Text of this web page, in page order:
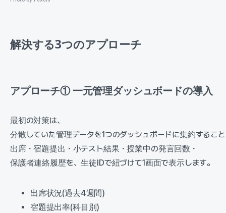
解決する3つのアプローチ
アプローチ① 一元管理ダッシュボードの導入
最初の対策は、
分散していた管理データを1つのダッシュボードに集約するこ
出席・宿題提出・小テスト結果・授業中の発言回数・
保護者連絡履歴を、生徒IDで紐づけて1画面で表示します。
出席状況(過去4週間)
宿題提出率(科目別)